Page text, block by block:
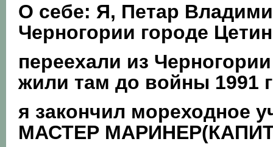
О себе: Я, Петар
Черногории городе
переехали из
жили там до войны 1991
я закончил мореходное
МАСТЕР